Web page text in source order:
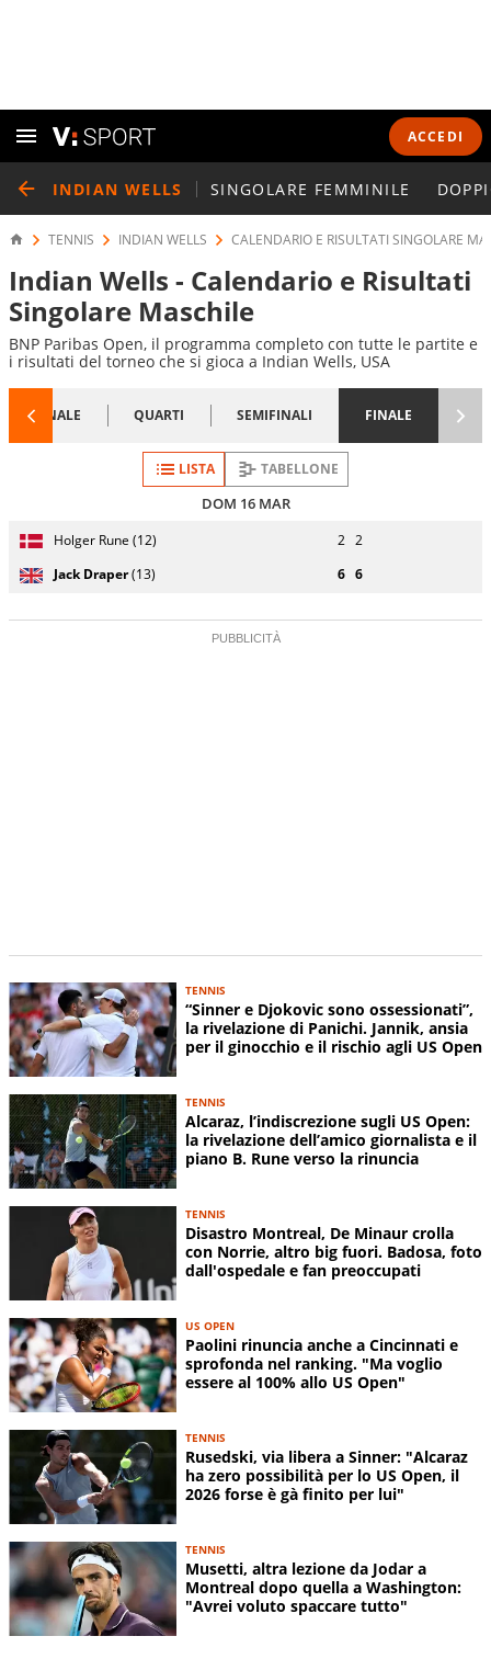
ACCEDI
INDIAN WELLS SINGOLARE FEMMINILE
TENNIS INDIAN WELLS CALENDARIO E RISULTATI SINGOLARE
Indian Wells - Calendario e Risultati
Singolare Maschile
BNP Paribas Open, il programma completo con tutte le partite e
i risultati del torneo che si gioca a Indian Wells, USA
1/8 FINALE QUARTI SEMIFINALI FINALE
LISTA TABELLONE
DOM 16 MAR
Nazionalità
Giocatore
(posizione
serie)
Holger Rune (12) 2 2
Jack Draper(13) 6 6
TENNIS
“Sinner e Djokovic sono ossessionati”,
la rivelazione di Panichi. Jannik, ansia
per il ginocchio e il rischio agli US Open
TENNIS
Alcaraz, l’indiscrezione sugli US Open:
la rivelazione dell’amico giornalista e il
piano B. Rune verso la rinuncia
TENNIS
Disastro Montreal, De Minaur crolla
con Norrie, altro big fuori. Badosa, foto
dall'ospedale e fan preoccupati
US OPEN
Paolini rinuncia anche a Cincinnati e
sprofonda nel ranking. "Ma voglio
essere al 100% allo US Open"
TENNIS
Rusedski, via libera a Sinner: "Alcaraz
ha zero possibilità per lo US Open, il
2026 forse è gà finito per lui"
TENNIS
Musetti, altra lezione da Jodar a
Montreal dopo quella a Washington:
"Avrei voluto spaccare tutto"